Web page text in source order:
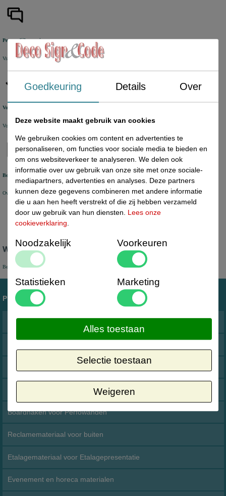
Persoonlijke service
Vragen en bestellen via Chat, Email en Telefoon
Voorraad check
Voorraad wordt op werkdagen elk half uur automatisch bijgewerkt
Bestelhistorie
Overzichtelijke online bestelhistorie in uw eigen account
Bereikbaar per App
Producten
Acryl prijskaarthouders en folderbakken
Boardhaken voor Perfowanden
Reclamemateriaal voor buiten
Etalagemateriaal voor Etalagepresentatie
Evenement en horeca materialen
Goedkeuring Details Over
Deze website maakt gebruik van cookies
We gebruiken cookies om content en advertenties te
personaliseren, om functies voor sociale media te bieden en
om ons websiteverkeer te analyseren. We delen ook
informatie over uw gebruik van onze site met onze sociale-
mediapartners, advertenties en analyses. Deze partners
kunnen deze gegevens combineren met andere informatie
die u aan hen heeft verstrekt of die zij hebben verzameld
door uw gebruik van hun diensten. Lees onze
cookieverklaring.
Noodzakelijk Voorkeuren
Statistieken Marketing
Weigeren
Selectie toestaan
Alles toestaan